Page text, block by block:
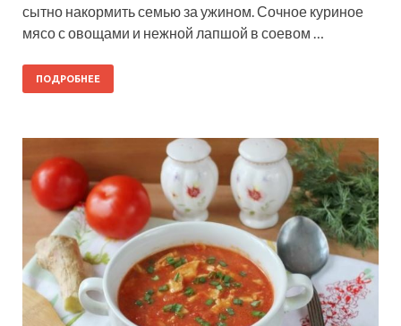
сытно накормить семью за ужином. Сочное куриное
мясо с овощами и нежной лапшой в соевом …
ПОДРОБНЕЕ